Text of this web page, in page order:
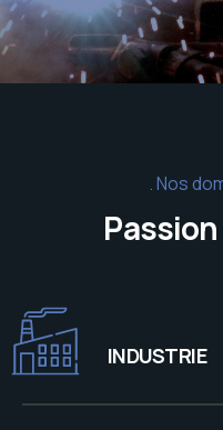
Nos
INDUSTRIE